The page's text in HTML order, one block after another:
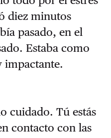
diez minutos
pasado, en el
Estaba como
impactante.
cuidado. Tú estás
contacto con las